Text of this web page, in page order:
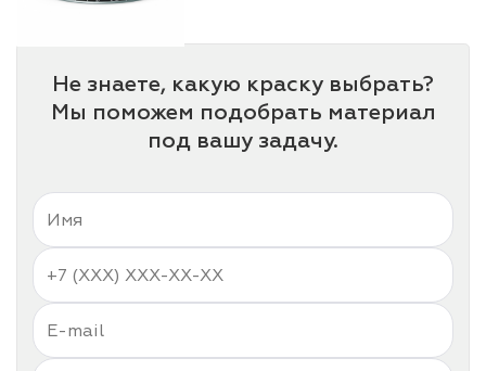
Не знаете, какую краску выбрать?
Мы поможем подобрать материал
под вашу задачу.